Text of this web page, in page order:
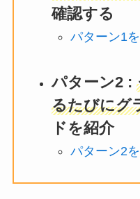
確認する
パターン1
パターン2 :
るたびにグ
ドを紹介
パターン2